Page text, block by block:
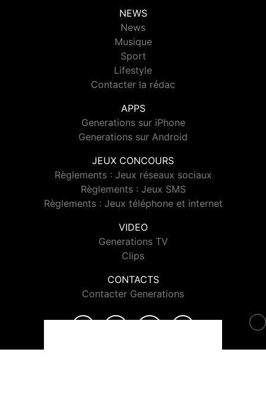
NEWS
News
Musique
Sport
Lifestyle
Contacter la rédac
APPS
Generations sur iPhone
Generations sur Android
JEUX CONCOURS
Règlements : Jeux réseaux sociaux
Règlements : Jeux SMS
Règlements : Jeux téléphone et internet
VIDEO
Generations TV
Clips
CONTACTS
Contacter Generations